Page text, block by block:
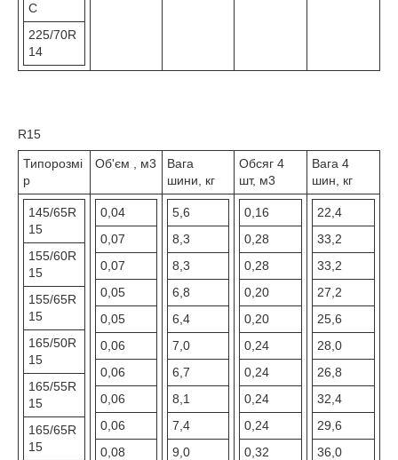
C
225/70R
14
R15
Типорозмі
р
Об'єм , м3
Вага
шини, кг
Обсяг 4
шт, м3
Вага 4
шин, кг
145/65R
15
155/60R
15
155/65R
15
165/50R
15
165/55R
15
165/65R
15
0,04
0,07
0,07
0,05
0,05
0,06
0,06
0,06
0,06
0,08
5,6
8,3
8,3
6,8
6,4
7,0
6,7
8,1
7,4
9,0
0,16
0,28
0,28
0,20
0,20
0,24
0,24
0,24
0,24
0,32
22,4
33,2
33,2
27,2
25,6
28,0
26,8
32,4
29,6
36,0